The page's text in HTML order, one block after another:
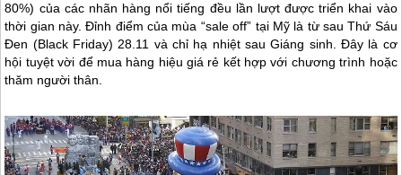
80%) của các nhãn hàng nổi tiếng đều lần lượt được triển khai vào
thời gian này. Đỉnh điểm của mùa “sale off” tại Mỹ là từ sau Thứ Sáu
Đen (Black Friday) 28.11 và chỉ hạ nhiệt sau Giáng sinh. Đây là cơ
hội tuyệt vời để mua hàng hiệu giá rẻ kết hợp với chương trình hoặc
thăm người thân.